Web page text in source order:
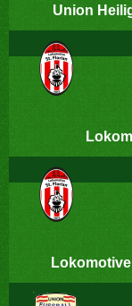
Union